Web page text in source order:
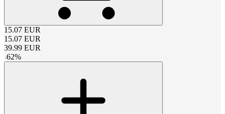
15.07 EUR
15.07 EUR
39.99 EUR
-62%